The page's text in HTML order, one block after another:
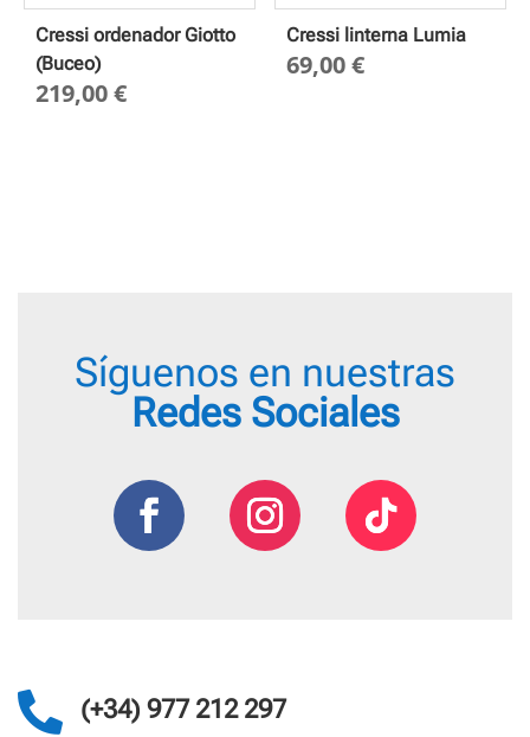
Cressi ordenador Giotto
(Buceo)
219,00€
Cressi linterna Lumia
69,00€
Síguenos en nuestras
Redes Sociales
 (+34) 977 212 297